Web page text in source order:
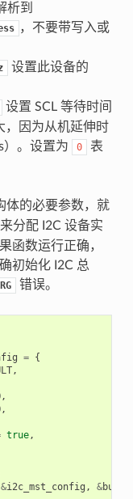
析到
，不要带写入或
设置此设备的
设置 SCL 等待时间
，因为从机延伸时
）。设置为
0
表
体的必要参数，就
来分配 I2C 设备实
函数运行正确，
初始化 I2C 总
错误。
= {
,
,
,
true,
&i2c_mst_config , &